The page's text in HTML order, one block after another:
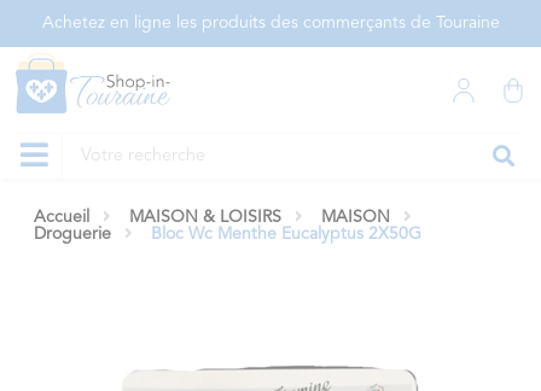
Achetez en ligne les produits des commerçants de Touraine
Accueil MAISON & LOISIRS
MAISON
Droguerie
Bloc Wc Menthe Eucalyptus 2X50G
Panneau de gestion des cookies